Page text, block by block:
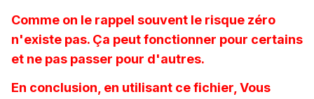
Comme on le rappel souvent le risque zéro
n'existe pas. Ça peut fonctionner pour certains
et ne pas passer pour d'autres.
En conclusion, en utilisant ce fichier, Vous